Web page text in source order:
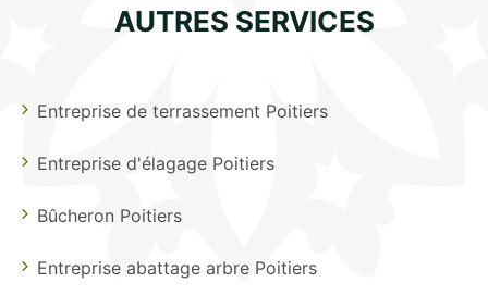
AUTRES SERVICES
Entreprise de terrassement Poitiers
Entreprise d'élagage Poitiers
Bûcheron Poitiers
Entreprise abattage arbre Poitiers